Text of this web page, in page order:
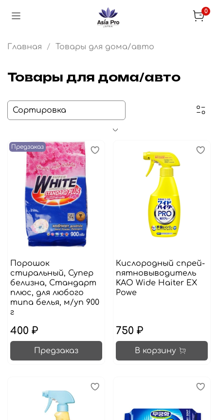
0
Главная Товары для дома/авто
Товары для дома/авто
Предзаказ
Порошок
стиральный, Супер
белизна, Стандарт
плюс, для любого
типа белья, м/уп 900
г
400 ₽
Предзаказ
Кислородный спрей-
пятновыводитель
KAO Wide Haiter EX
Powe
750 ₽
В корзину